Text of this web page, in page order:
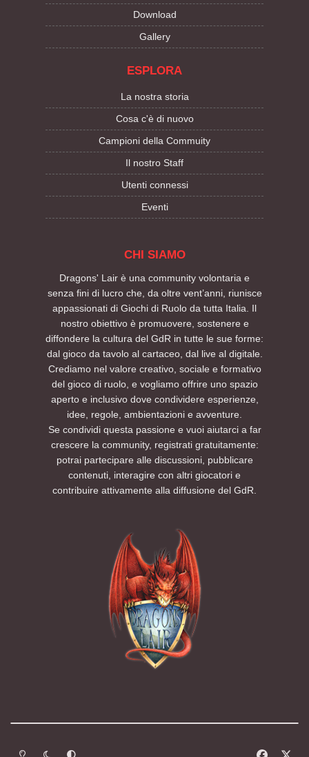
Download
Gallery
ESPLORA
La nostra storia
Cosa c'è di nuovo
Campioni della Commuity
Il nostro Staff
Utenti connessi
Eventi
CHI SIAMO
Dragons' Lair è una community volontaria e
senza fini di lucro che, da oltre vent’anni, riunisce
appassionati di Giochi di Ruolo da tutta Italia. Il
nostro obiettivo è promuovere, sostenere e
diffondere la cultura del GdR in tutte le sue forme:
dal gioco da tavolo al cartaceo, dal live al digitale.
Crediamo nel valore creativo, sociale e formativo
del gioco di ruolo, e vogliamo offrire uno spazio
aperto e inclusivo dove condividere esperienze,
idee, regole, ambientazioni e avventure.
Se condividi questa passione e vuoi aiutarci a far
crescere la community, registrati gratuitamente:
potrai partecipare alle discussioni, pubblicare
contenuti, interagire con altri giocatori e
contribuire attivamente alla diffusione del GdR.
Modalità chiara
Modalità scuraSegui la preferenza del sistema